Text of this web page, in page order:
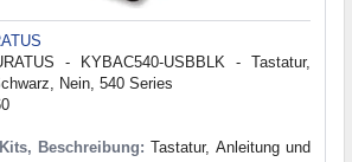
- KYBAC540-USBBLK - Tastatur,
Nein, 540 Series
Beschreibung: Tastatur, Anleitung und